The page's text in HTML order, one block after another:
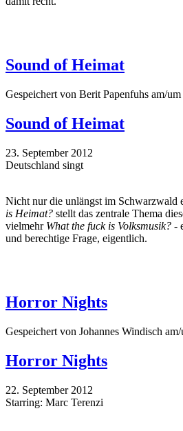
Sound of Heimat
Gespeichert von Berit Papenfuhs am/
Sound of Heimat
23. September 2012
Deutschland singt
Nicht nur die unlängst im Schwarzwald
is Heimat? stellt das zentrale Thema
vielmehr What the fuck is Volksmusik? -
und berechtige Frage, eigentlich.
Horror Nights
Gespeichert von Johannes Windisch
Horror Nights
22. September 2012
Starring: Marc Terenzi